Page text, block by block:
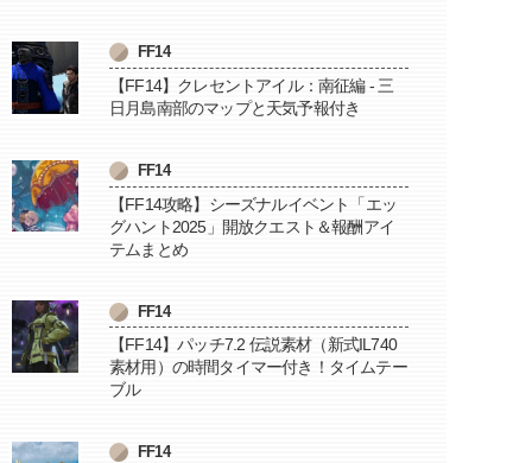
FF14
【FF14】クレセントアイル：南征編 - 三
日月島南部のマップと天気予報付き
FF14
【FF14攻略】シーズナルイベント「エッ
グハント2025」開放クエスト＆報酬アイ
テムまとめ
FF14
【FF14】パッチ7.2 伝説素材（新式IL740
素材用）の時間タイマー付き！タイムテー
ブル
FF14